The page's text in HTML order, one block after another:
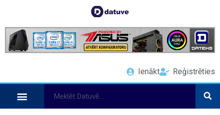
Ienākt Reģistrēties